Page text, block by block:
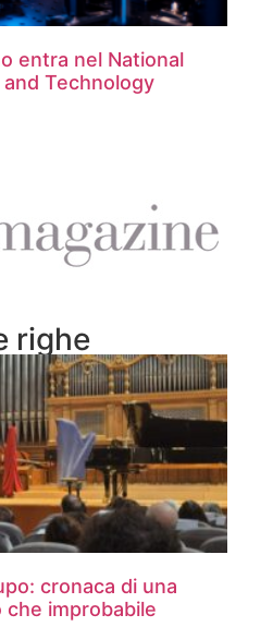
entra nel National
Technology
righe
cronaca di una
che improbabile